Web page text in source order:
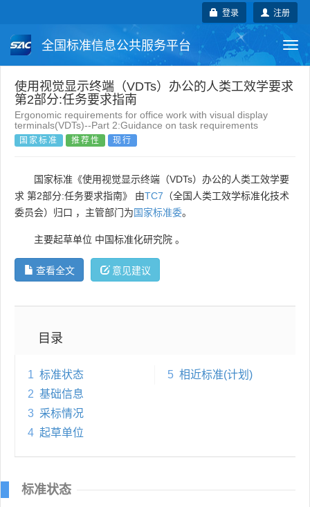
注册
登录
全国标准信息公共服务平台
国家标准 行业标准 地方标准
团体标准 企业标准 国际标准
使用视觉显示终端（VDTs）办公的人类工效学要求
第2部分:任务要求指南
Ergonomic requirements for office work with visual display
terminals(VDTs)--Part 2:Guidance on task requirements
国家标准 推荐性 现行
国家标准《使用视觉显示终端（VDTs）办公的人类工效学要
求 第2部分:任务要求指南》 由TC7 （全国人类工效学标准化技术
委员会）归口 ，主管部门为国家标准委。
主要起草单位 中国标准化研究院 。
查看全文 意见建议
目录
1 标准状态
2 基础信息
3 采标情况
4 起草单位
5 相近标准(计划)
标准状态